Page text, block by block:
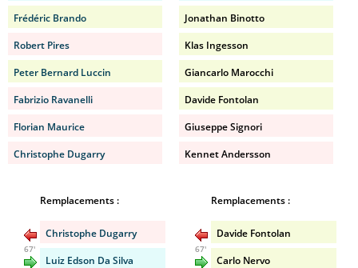
Frédéric Brando
Robert Pires
Peter Bernard Luccin
Fabrizio Ravanelli
Florian Maurice
Christophe Dugarry
Jonathan Binotto
Klas Ingesson
Giancarlo Marocchi
Davide Fontolan
Giuseppe Signori
Kennet Andersson
Remplacements :
Christophe Dugarry
67'
Luiz Edson Da Silva
Remplacements :
Davide Fontolan
67'
Carlo Nervo